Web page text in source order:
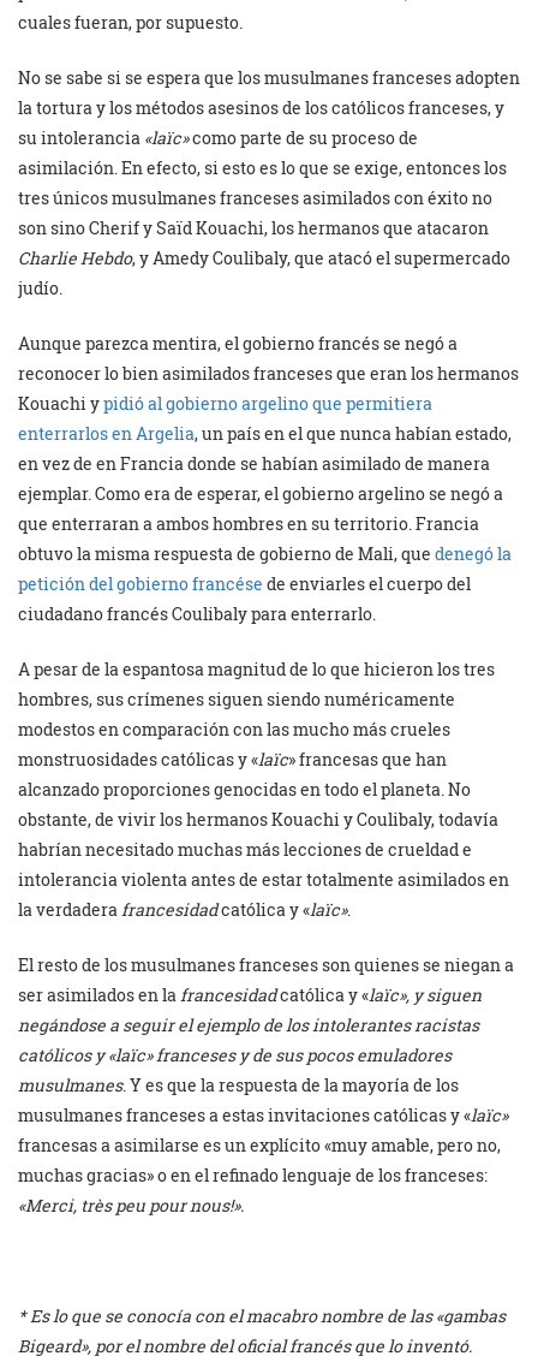
cuales fueran, por supuesto.
No se sabe si se espera que los musulmanes franceses adopten
la tortura y los métodos asesinos de los católicos franceses, y
su intolerancia «laïc»como parte de su proceso de
asimilación. En efecto, si esto es lo que se exige, entonces los
tres únicos musulmanes franceses asimilados con éxito no
son sino Cherif y Saïd Kouachi, los hermanos que atacaron
Charlie Hebdo, y Amedy Coulibaly, que atacó el supermercado
judío.
Aunque parezca mentira, el gobierno francés se negó a
reconocer lo bien asimilados franceses que eran los hermanos
Kouachi ypidió al gobierno argelino que permitiera
enterrarlos en Argelia, un país en el que nunca habían estado,
en vez de en Francia donde se habían asimilado de manera
ejemplar. Como era de esperar, el gobierno argelino se negó a
que enterraran a ambos hombres en su territorio. Francia
obtuvo la misma respuesta de gobierno de Mali, que denegó la
petición del gobierno francése de enviarles el cuerpo del
ciudadano francés Coulibaly para enterrarlo.
A pesar de la espantosa magnitud de lo que hicieron los tres
hombres, sus crímenes siguen siendo numéricamente
modestos en comparación con las mucho más crueles
monstruosidades católicas y «laïc» francesas que han
alcanzado proporciones genocidas en todo el planeta. No
obstante, de vivir los hermanos Kouachi y Coulibaly, todavía
habrían necesitado muchas más lecciones de crueldad e
intolerancia violenta antes de estar totalmente asimilados en
la verdaderafrancesidadcatólica y «laïc».
El resto de los musulmanes franceses son quienes se niegan a
ser asimilados en lafrancesidadcatólica y «laïc», y siguen
negándose a seguir el ejemplo de los intolerantes racistas
católicos y «laïc» franceses y de sus pocos emuladores
musulmanes. Y es que la respuesta de la mayoría de los
musulmanes franceses a estas invitaciones católicas y «laïc»
francesas a asimilarse es un explícito «muy amable, pero no,
muchas gracias» o en el refinado lenguaje de los franceses:
«Merci, très peu pour nous!».
* Es lo que se conocía con el macabro nombre de las «gambas
Bigeard», por el nombre del oficial francés que lo inventó.